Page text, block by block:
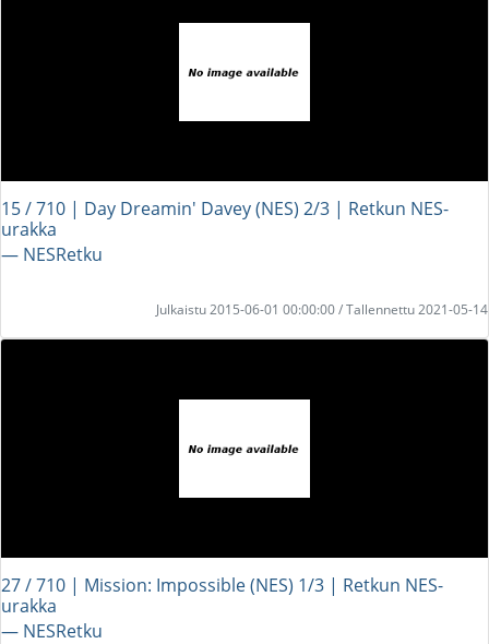
15 / 710 | Day Dreamin' Davey (NES) 2/3 | Retkun NES-
urakka
― NESRetku
Julkaistu 2015-06-01 00:00:00 / Tallennettu 2021-05-14
27 / 710 | Mission: Impossible (NES) 1/3 | Retkun NES-
urakka
― NESRetku